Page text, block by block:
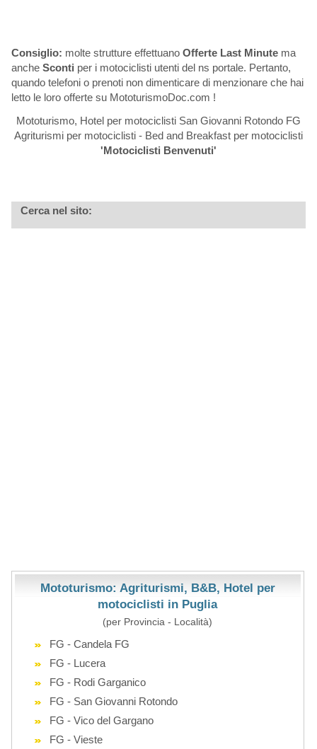
Consiglio: molte strutture effettuano Offerte Last Minutema
anche Sconti per i motociclisti utenti del ns portale. Pertanto,
quando telefoni o prenoti non dimenticare di menzionare che hai
letto le loro offerte su MototurismoDoc.com !
Mototurismo, Hotel per motociclisti San Giovanni Rotondo FG
Agriturismi per motociclisti - Bed and Breakfast per motociclisti
'Motociclisti Benvenuti'
Cerca nel sito:
Mototurismo: Agriturismi, B&B, Hotel per
motociclisti in Puglia
(per Provincia - Località)
FG - Candela FG
FG - Lucera
FG - Rodi Garganico
FG - San Giovanni Rotondo
FG - Vico del Gargano
FG - Vieste